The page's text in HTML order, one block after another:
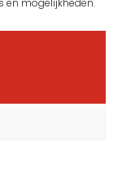
en mogelijkheden.